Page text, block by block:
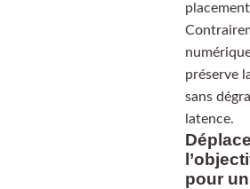
préserve
sans
latence.
pour